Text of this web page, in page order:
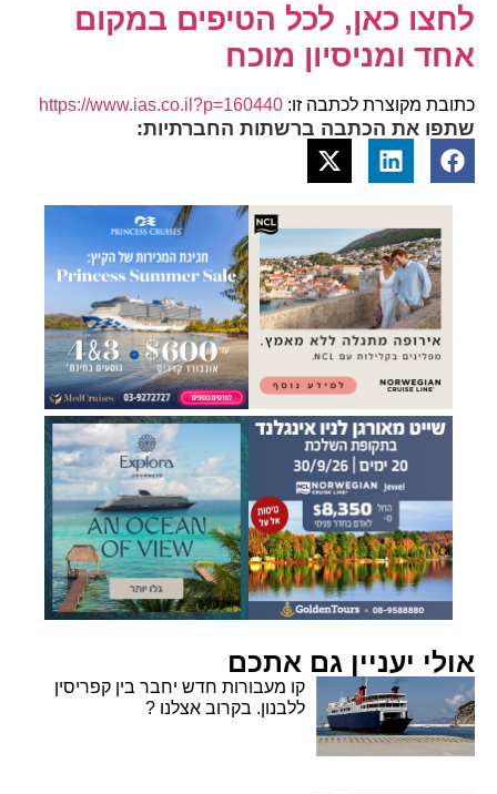
לחצו כאן, לכל הטיפים במקום
אחד ומניסיון מוכח
כתובת מקוצרת לכתבה זו: https://www.ias.co.il?p=160440
שתפו את הכתבה ברשתות החברתיות:
אולי יעניין גם אתכם
קו מעבורות חדש יחבר בין קפריסין
ללבנון. בקרוב אצלנו ?